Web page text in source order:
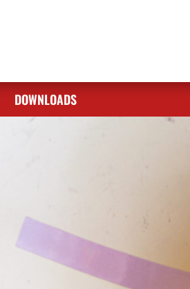
DOWNLOADS